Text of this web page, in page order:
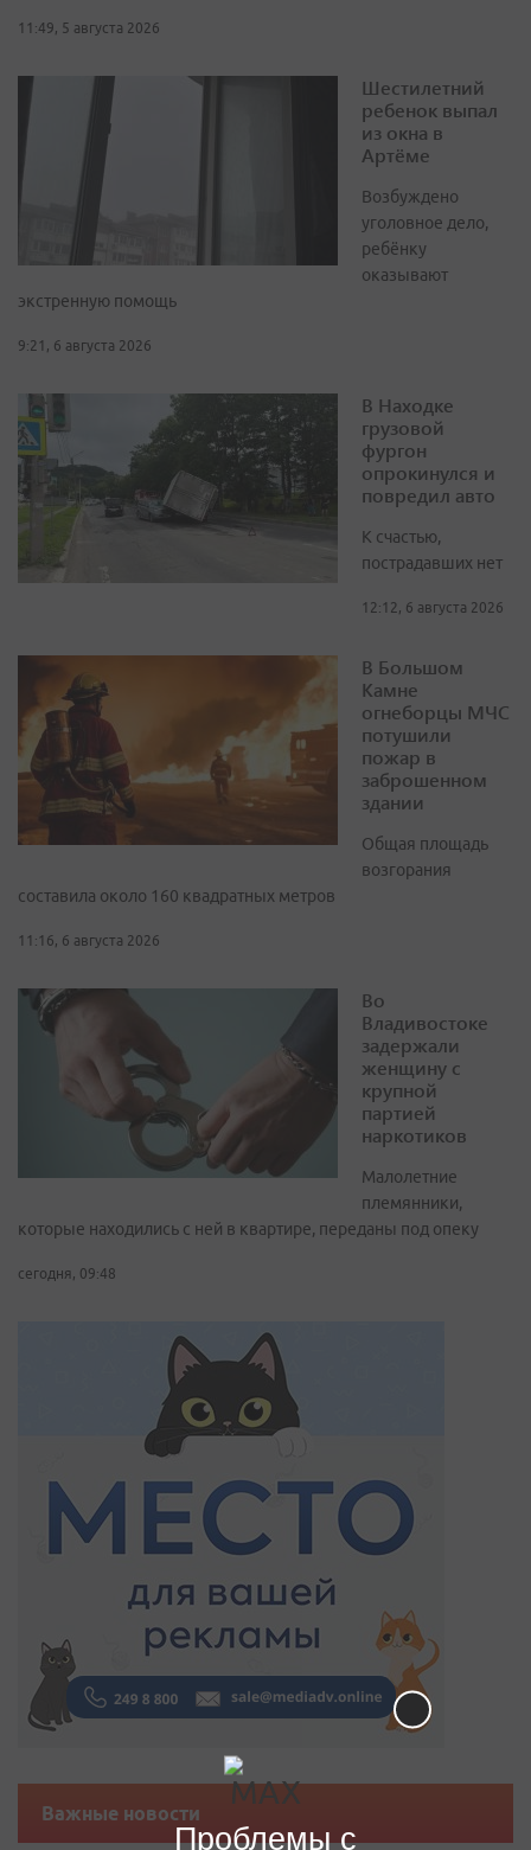
11:49, 5 августа 2026
Шестилетний
ребенок выпал
из окна в
Артёме
Возбуждено
уголовное дело,
ребёнку
оказывают
экстренную помощь
9:21, 6 августа 2026
В Находке
грузовой
фургон
опрокинулся и
повредил авто
К счастью,
пострадавших нет
12:12, 6 августа 2026
В Большом
Камне
огнеборцы МЧС
потушили
пожар в
заброшенном
здании
Общая площадь
возгорания
составила около 160 квадратных метров
11:16, 6 августа 2026
Во
Владивостоке
задержали
женщину с
крупной
партией
наркотиков
Малолетние
племянники,
которые находились с ней в квартире, переданы под опеку
сегодня, 09:48
Важные новости
Проблемы с